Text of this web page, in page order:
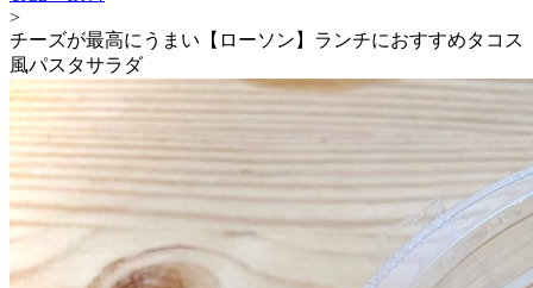
>
チーズが最高にうまい【ローソン】ランチにおすすめタコス
風パスタサラダ